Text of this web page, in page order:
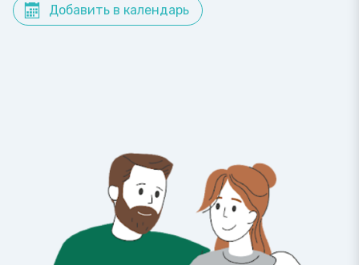
Добавить в календарь